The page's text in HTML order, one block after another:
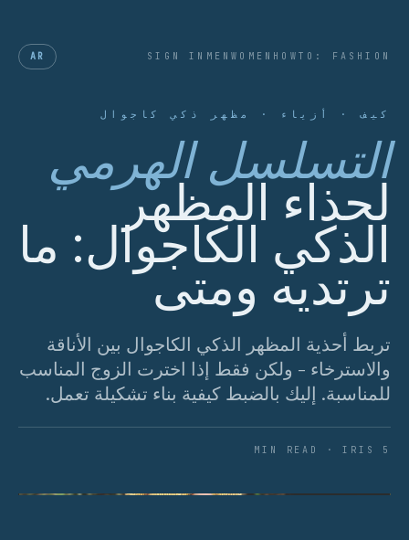
HOWTO: FASHION
WOMEN
MEN
SIGN IN
AR
كيف · أزياء · مظهر ذكي كاجوال
التسلسل الهرمي
لحذاء المظهر
الذكي الكاجوال: ما
ترتديه ومتى
تربط أحذية المظهر الذكي الكاجوال بين الأناقة
والاسترخاء - ولكن فقط إذا اخترت الزوج المناسب
للمناسبة. إليك بالضبط كيفية بناء تشكيلة تعمل.
5 MIN READ · IRIS